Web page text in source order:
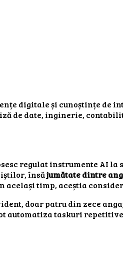
digitale și cunoștințe
de date, inginerie,
regulat instrumente AI la
însăjumătate dintre
timp, aceștia
doar patru din zece
automatiza taskuri